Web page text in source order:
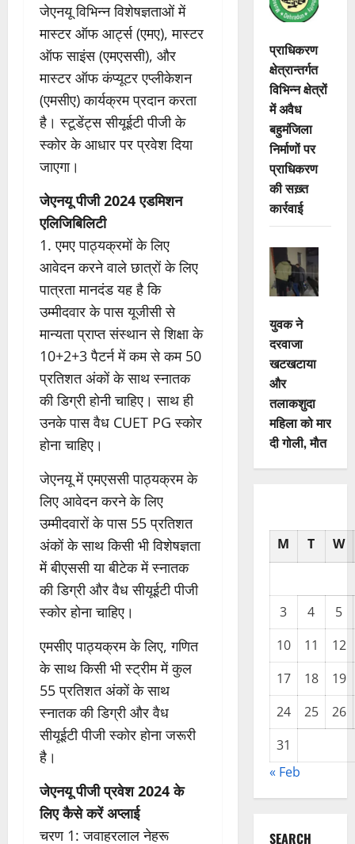
जेएनयू विभिन्न विशेषज्ञताओं में
मास्टर ऑफ आर्ट्स (एमए), मास्टर
ऑफ साइंस (एमएससी), और
मास्टर ऑफ कंप्यूटर एप्लीकेशन
(एमसीए) कार्यक्रम प्रदान करता
है। स्टूडेंट्स सीयूईटी पीजी के
स्कोर के आधार पर प्रवेश दिया
जाएगा।
जेएनयू पीजी 2024 एडमिशन
एलिजिबिलिटी
1. एमए पाठ्यक्रमों के लिए
आवेदन करने वाले छात्रों के लिए
पात्रता मानदंड यह है कि
उम्मीदवार के पास यूजीसी से
मान्यता प्राप्त संस्थान से शिक्षा के
10+2+3 पैटर्न में कम से कम 50
प्रतिशत अंकों के साथ स्नातक
की डिग्री होनी चाहिए। साथ ही
उनके पास वैध CUET PG स्कोर
होना चाहिए।
जेएनयू में एमएससी पाठ्यक्रम के
लिए आवेदन करने के लिए
उम्मीदवारों के पास 55 प्रतिशत
अंकों के साथ किसी भी विशेषज्ञता
में बीएससी या बीटेक में स्नातक
की डिग्री और वैध सीयूईटी पीजी
स्कोर होना चाहिए।
एमसीए पाठ्यक्रम के लिए, गणित
के साथ किसी भी स्ट्रीम में कुल
55 प्रतिशत अंकों के साथ
स्नातक की डिग्री और वैध
सीयूईटी पीजी स्कोर होना जरूरी
है।
जेएनयू पीजी प्रवेश 2024 के
लिए कैसे करें अप्लाई
चरण 1: जवाहरलाल नेहरू
प्राधिकरण
क्षेत्रान्तर्गत
विभिन्न क्षेत्रों
में अवैध
बहुमंजिला
निर्माणों पर
प्राधिकरण
की सख़्त
कार्रवाई
युवक ने
दरवाजा
खटखटाया
और
तलाकशुदा
महिला को मार
दी गोली, माैत
M T W
3 4
5
10
11
12
17
18
19
24
25
26
31
« Feb
SEARCH